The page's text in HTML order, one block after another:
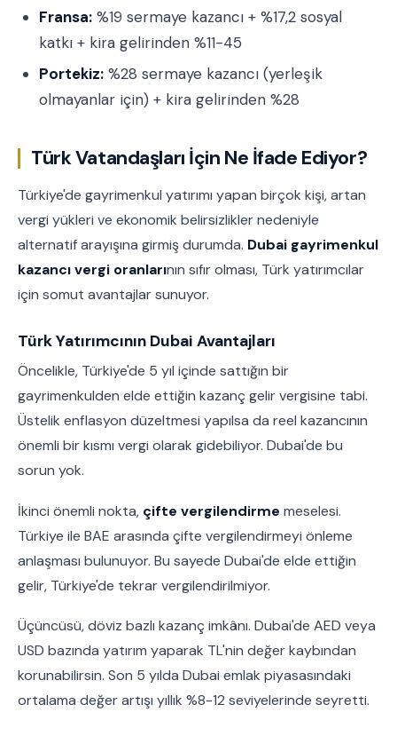
Fransa: %19 sermaye kazancı + %17,2 sosyal
katkı + kira gelirinden %11-45
Portekiz: %28 sermaye kazancı (yerleşik
olmayanlar için) + kira gelirinden %28
Türk Vatandaşları İçin Ne İfade Ediyor?
Türkiye'de gayrimenkul yatırımı yapan birçok kişi, artan
vergi yükleri ve ekonomik belirsizlikler nedeniyle
alternatif arayışına girmiş durumda. Dubai gayrimenkul
kazancı vergi oranlarının sıfır olması, Türk yatırımcılar
için somut avantajlar sunuyor.
Türk Yatırımcının Dubai Avantajları
Öncelikle, Türkiye'de 5 yıl içinde sattığın bir
gayrimenkulden elde ettiğin kazanç gelir vergisine tabi.
Üstelik enflasyon düzeltmesi yapılsa da reel kazancının
önemli bir kısmı vergi olarak gidebiliyor. Dubai'de bu
sorun yok.
İkinci önemli nokta, çifte vergilendirme meselesi.
Türkiye ile BAE arasında çifte vergilendirmeyi önleme
anlaşması bulunuyor. Bu sayede Dubai'de elde ettiğin
gelir, Türkiye'de tekrar vergilendirilmiyor.
Üçüncüsü, döviz bazlı kazanç imkânı. Dubai'de AED veya
USD bazında yatırım yaparak TL'nin değer kaybından
korunabilirsin. Son 5 yılda Dubai emlak piyasasındaki
ortalama değer artışı yıllık %8-12 seviyelerinde seyretti.